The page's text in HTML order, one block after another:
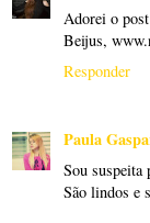
Adorei o
Beijus,
Responder
Paula
Sou suspeita
São lindos e